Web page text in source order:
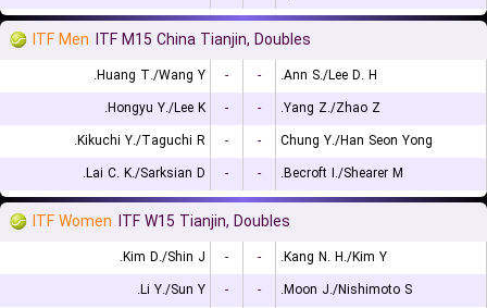
ITF Men ITF M15 China Tianjin, Doubles
Huang T./Wang Y. - -
Ann S./Lee D. H.
Hongyu Y./Lee K.
- -
Yang Z./Zhao Z.
Kikuchi Y./Taguchi R.
- -
Chung Y./Han Seon Yong
Lai C. K./Sarksian D.
- - Becroft I./Shearer M.
ITF Women ITF W15 Tianjin, Doubles
Kim D./Shin J. - -
Kang N. H./Kim Y.
Li Y./Sun Y.
- -
Moon J./Nishimoto S.